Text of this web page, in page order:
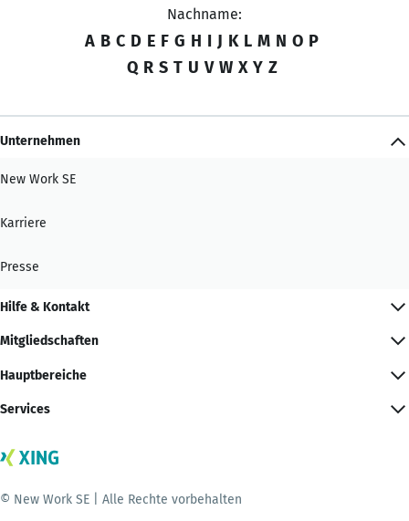
Nachname:
A B C D E F G H I J K L M N O P
Q R S T U V W X Y Z
Unternehmen
New Work SE
Karriere
Presse
Hilfe & Kontakt
Mitgliedschaften
Hauptbereiche
Services
© New Work SE | Alle Rechte vorbehalten